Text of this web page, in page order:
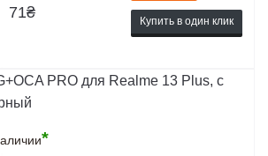
71₴ Купить в один клик
PRO для Realme 13 Plus, с
*